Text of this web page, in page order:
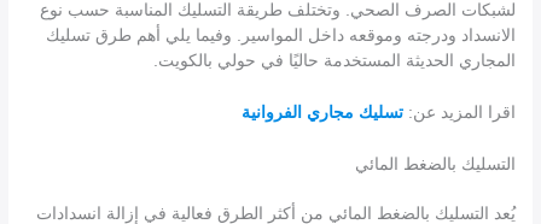
لشبكات الصرف الصحي. وتختلف طريقة التسليك المناسبة حسب نوع
الانسداد ودرجته وموقعه داخل المواسير. وفيما يلي أهم طرق تسليك
المجاري الحديثة المستخدمة حاليًا في حولي بالكويت.
اقرا المزيد عن:تسليك مجاري الفروانية
التسليك بالضغط المائي
يُعد التسليك بالضغط المائي من أكثر الطرق فعالية في إزالة انسدادات